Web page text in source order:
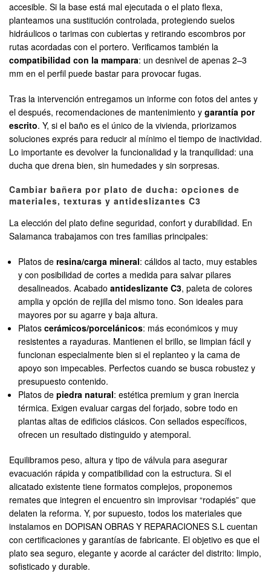
accesible. Si la base está mal ejecutada o el plato flexa,
planteamos una sustitución controlada, protegiendo suelos
hidráulicos o tarimas con cubiertas y retirando escombros por
rutas acordadas con el portero. Verificamos también la
compatibilidad con la mampara: un desnivel de apenas 2–3
mm en el perfil puede bastar para provocar fugas.
Tras la intervención entregamos un informe con fotos del antes y
el después, recomendaciones de mantenimiento y garantía por
escrito. Y, si el baño es el único de la vivienda, priorizamos
soluciones exprés para reducir al mínimo el tiempo de inactividad.
Lo importante es devolver la funcionalidad y la tranquilidad: una
ducha que drena bien, sin humedades y sin sorpresas.
Cambiar bañera por plato de ducha: opciones de
materiales, texturas y antideslizantes C3
La elección del plato define seguridad, confort y durabilidad. En
Salamanca trabajamos con tres familias principales:
Platos deresina/carga mineral: cálidos al tacto, muy estables
y con posibilidad de cortes a medida para salvar pilares
desalineados. Acabadoantideslizante C3, paleta de colores
amplia y opción de rejilla del mismo tono. Son ideales para
mayores por su agarre y baja altura.
Platoscerámicos/porcelánicos: más económicos y muy
resistentes a rayaduras. Mantienen el brillo, se limpian fácil y
funcionan especialmente bien si el replanteo y la cama de
apoyo son impecables. Perfectos cuando se busca robustez y
presupuesto contenido.
Platos depiedra natural: estética premium y gran inercia
térmica. Exigen evaluar cargas del forjado, sobre todo en
plantas altas de edificios clásicos. Con sellados específicos,
ofrecen un resultado distinguido y atemporal.
Equilibramos peso, altura y tipo de válvula para asegurar
evacuación rápida y compatibilidad con la estructura. Si el
alicatado existente tiene formatos complejos, proponemos
remates que integren el encuentro sin improvisar “rodapiés” que
delaten la reforma. Y, por supuesto, todos los materiales que
instalamos en DOPISAN OBRAS Y REPARACIONES S.L cuentan
con certificaciones y garantías de fabricante. El objetivo es que el
plato sea seguro, elegante y acorde al carácter del distrito: limpio,
sofisticado y durable.